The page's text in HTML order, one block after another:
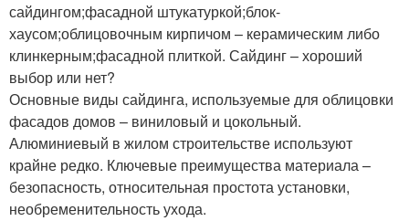
сайдингом;фасадной штукатуркой;блок-
хаусом;облицовочным кирпичом – керамическим либо
клинкерным;фасадной плиткой. Сайдинг – хороший
выбор или нет?
Основные виды сайдинга, используемые для облицовки
фасадов домов – виниловый и цокольный.
Алюминиевый в жилом строительстве используют
крайне редко. Ключевые преимущества материала –
безопасность, относительная простота установки,
необременительность ухода.